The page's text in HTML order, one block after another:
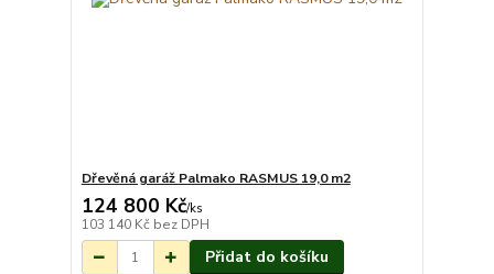
Dřevěná garáž Palmako RASMUS 19,0 m2
124 800 Kč/ks
103 140 Kč bez DPH
Přidat do košíku